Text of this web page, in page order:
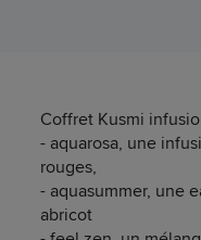
Coffret Kusmi
- aquarosa, une
rouges,
- aquasummer, une
abricot